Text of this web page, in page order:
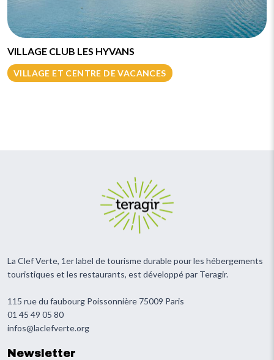
VILLAGE CLUB LES HYVANS
VILLAGE ET CENTRE DE VACANCES
La Clef Verte, 1er label de tourisme durable pour les hébergements
touristiques et les restaurants, est développé par Teragir.
115 rue du faubourg Poissonnière 75009 Paris
01 45 49 05 80
infos@laclefverte.org
Newsletter